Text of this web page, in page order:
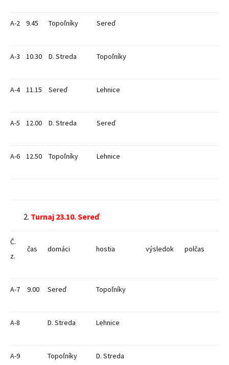
A-2 9.45 Topoľníky Sereď
A-3 10.30 D. Streda Topoľníky
A-4 11.15 Sereď Lehnice
A-5 12.00 D. Streda Sereď
A-6 12.50 Topoľníky Lehnice
Turnaj 23.10. Sereď
Č.
z.
čas domáci hostia výsledok polčas
A-7 9.00 Sereď Topoľníky
A-8 D. Streda Lehnice
A-9 Topoľníky D. Streda